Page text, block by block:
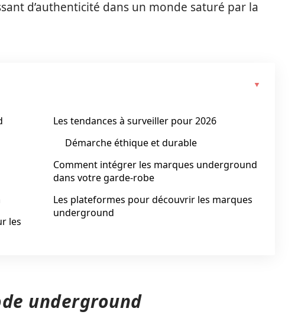
d’authenticité dans un monde saturé par la
les
Les tendances à surveiller pour 2026
Démarche éthique et durable
Comment intégrer les marques underground
dans votre garde-robe
Les plateformes pour découvrir les marques
underground
underground